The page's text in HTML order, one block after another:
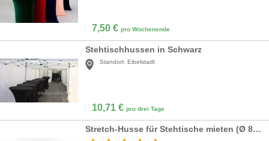
7,50 € pro Wochenende
Stehtischhussen in Schwarz
Standort: Eibelstadt
10,71 € pro drei Tage
Stretch-Husse für Stehtische mieten (Ø 80 cm) – Weiß, Schwarz oder Rot inkl. Reinigung